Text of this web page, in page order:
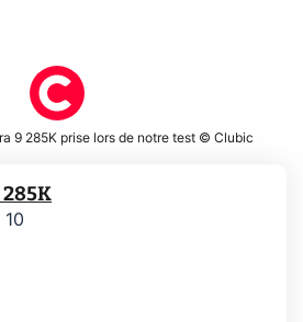
9 285K prise lors de notre test © Clubic
10